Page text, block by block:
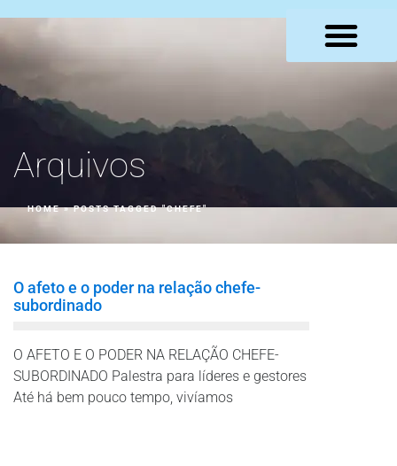
Arquivos
HOME»POSTS TAGGED "CHEFE"
O afeto e o poder na relação chefe-
subordinado
O AFETO E O PODER NA RELAÇÃO CHEFE-
SUBORDINADO Palestra para líderes e gestores
Até há bem pouco tempo, vivíamos